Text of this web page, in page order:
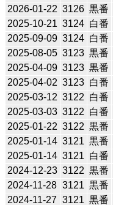
2026-01-22 3126 黒番
2025-10-21 3124 白番
2025-09-09 3124 白番
2025-08-05 3123 黒番
2025-04-09 3123 黒番
2025-04-02 3123 白番
2025-03-12 3122 白番
2025-03-03 3122 白番
2025-01-22 3122 黒番
2025-01-14 3121 黒番
2025-01-14 3121 白番
2024-12-23 3122 黒番
2024-11-28 3121 黒番
2024-11-27 3121 黒番